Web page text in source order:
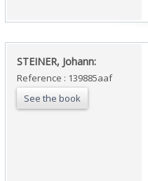
‎STEINER, Johann:‎
Reference : 139885aaf
See the book